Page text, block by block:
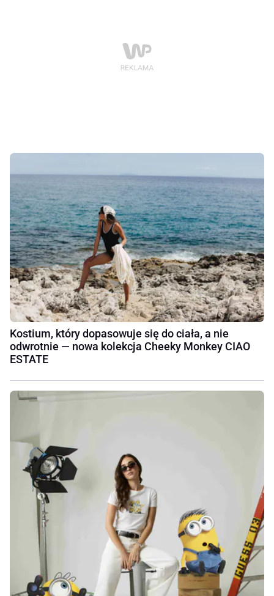
Kostium, który dopasowuje się do ciała, a nie
odwrotnie — nowa kolekcja Cheeky Monkey CIAO
ESTATE